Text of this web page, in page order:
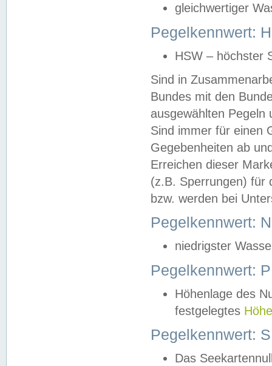
gleichwertiger
Pegelkennwert:
HSW – höchster
Sind in
Bundes mit den
ausgewählten
Sind immer für einen
Gegebenheiten ab
Erreichen dieser
(z.B. Sperrungen) für
bzw. werden bei
Pegelkennwert:
niedrigster
Pegelkennwert:
Höhenlage des
festgelegtes
Pegelkennwert:
Das